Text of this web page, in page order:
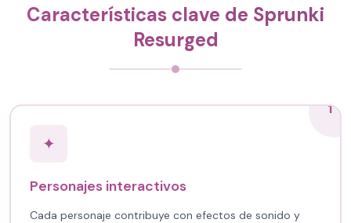
Características clave de Sprunki
Resurged
1
✦
Personajes interactivos
Cada personaje contribuye con efectos de sonido y